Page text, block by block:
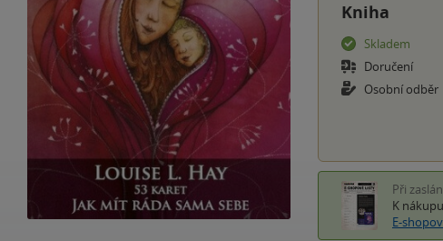
Kniha
Skladem
Doručení
Osobní odběr
Při
K
E-